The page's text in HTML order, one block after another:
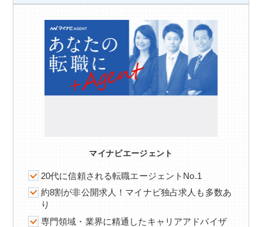
マイナビエージェント
20代に信頼される転職エージェントNo.1
約8割が非公開求人！マイナビ独占求人も多数あ
り
専門領域・業界に精通したキャリアアドバイザ